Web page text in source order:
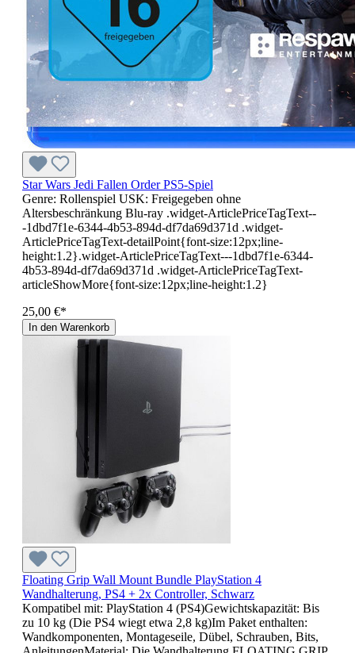
Star Wars Jedi Fallen Order PS5-Spiel
Genre: Rollenspiel USK: Freigegeben ohne
Altersbeschränkung Blu-ray .widget-ArticlePriceTagText--
-1dbd7f1e-6344-4b53-894d-df7da69d371d .widget-
ArticlePriceTagText-detailPoint{font-size:12px;line-
height:1.2}.widget-ArticlePriceTagText---1dbd7f1e-6344-
4b53-894d-df7da69d371d .widget-ArticlePriceTagText-
articleShowMore{font-size:12px;line-height:1.2}
25,00 €*
In den Warenkorb
Floating Grip Wall Mount Bundle PlayStation 4
Wandhalterung, PS4 + 2x Controller, Schwarz
Kompatibel mit: PlayStation 4 (PS4)Gewichtskapazität: Bis
zu 10 kg (Die PS4 wiegt etwa 2,8 kg)Im Paket enthalten:
Wandkomponenten, Montageseile, Dübel, Schrauben, Bits,